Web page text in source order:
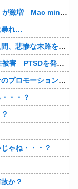
【驚愕】年商10億円を超える『ひとり親方』が激増 Mac miniを大量購入しAIを従業員に
暴れ…
【警告】地震を利用してデマを垂れ流した人間、悲惨な末路を迎える…
【緊急】NHK職員が番組出演タレントから性被害 PTSDを発症し休職へ
【速報】高市首相の被災地視察動画、『サナのプロモーションビデオ』すぎて炎上
・・？
ゃね・・・？
か？